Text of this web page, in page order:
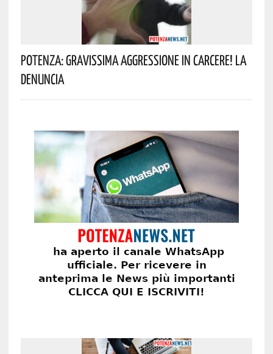
Potenza: Gravissima Aggressione In Carcere! La
Denuncia